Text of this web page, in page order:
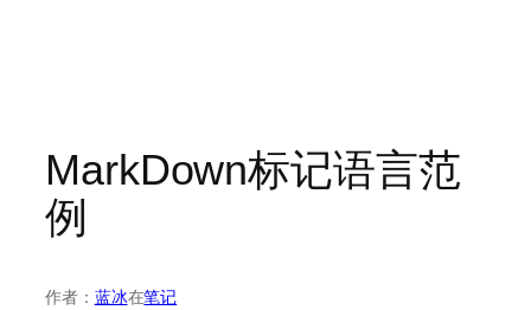
MarkDown标记语言范
例
作者： 蓝冰在笔记